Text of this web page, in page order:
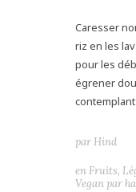
Caresser
riz en les
pour les
égrener
par Hind
en Fruits,
Vegan par